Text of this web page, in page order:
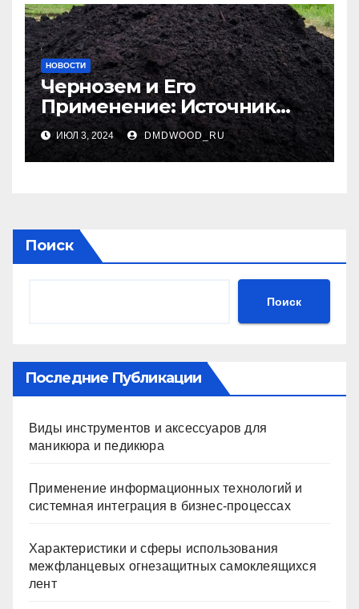
НОВОСТИ
Чернозем и Его
Применение: Источник
Плодородия
ИЮЛ 3, 2024 DMDWOOD_RU
Поиск
Поиск
Последние Публикации
Виды инструментов и аксессуаров для
маникюра и педикюра
Применение информационных технологий и
системная интеграция в бизнес-процессах
Характеристики и сферы использования
межфланцевых огнезащитных самоклеящихся
лент